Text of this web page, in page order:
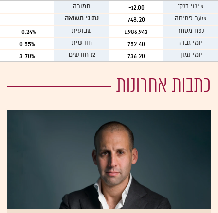
שינוי בנק' -12.00
תמורה
שער פתיחה
748.20
נתוני תשואה
נפח מסחר
1,986,943 שבועית -0.24%
יומי גבוה 752.40 חודשית 0.55%
יומי נמוך 736.20 12 חודשים 3.70%
כתבות אחרונות